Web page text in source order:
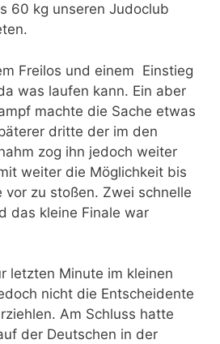
60 kg unseren Judoclub
Freilos und einem Einstieg
was laufen kann. Ein aber
machte die Sache etwas
dritte der im den
zog ihn jedoch weiter
weiter die Möglichkeit bis
vor zu stoßen. Zwei schnelle
das kleine Finale war
letzten Minute im kleinen
nicht die Entscheidente
Am Schluss hatte
der Deutschen in der